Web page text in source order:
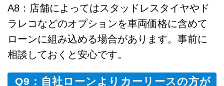
A8：店舗によってはスタッドレスタイヤやド
ラレコなどのオプションを車両価格に含めて
ローンに組み込める場合があります。事前に
相談しておくと安心です。
Q9：自社ローンよりカーリースの方が